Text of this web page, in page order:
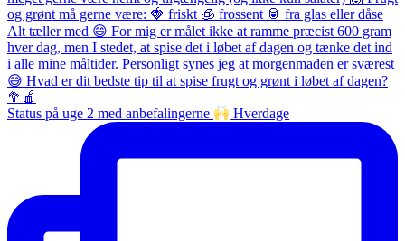
Status på uge 2 med anbefalingerne Hverdage